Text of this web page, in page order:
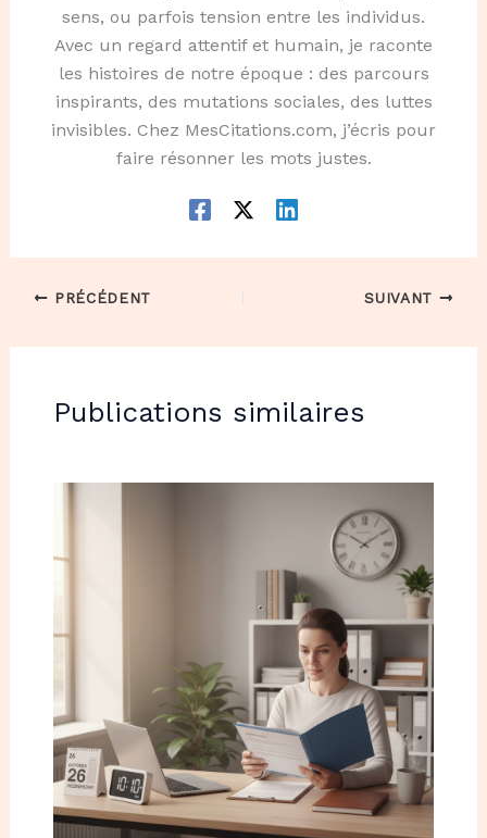
sens, ou parfois tension entre les individus.
Avec un regard attentif et humain, je raconte
les histoires de notre époque : des parcours
inspirants, des mutations sociales, des luttes
invisibles. Chez MesCitations.com, j’écris pour
faire résonner les mots justes.
PRÉCÉDENT SUIVANT
Publications similaires